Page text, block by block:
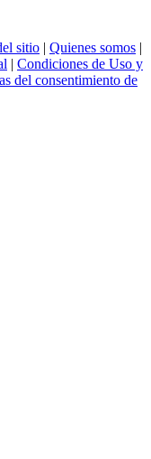
sitio | Quienes somos |
| Condiciones de Uso y
del consentimiento de